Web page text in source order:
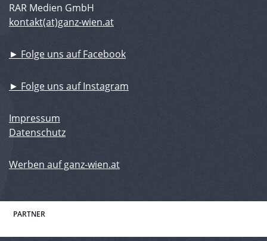
RAR Medien GmbH
kontakt(at)ganz-wien.at
► Folge uns auf Facebook
► Folge uns auf Instagram
Impressum
Datenschutz
Werben auf ganz-wien.at
PARTNER